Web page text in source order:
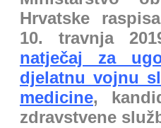
Hrvatske
10. travnja
natječaj za
djelatnu vojnu
medicine,
zdravstvene